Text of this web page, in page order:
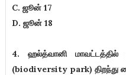
C. ஜூன் 17
D. ஜூன் 18
4. ஹல்த்வானி மாவட்டத்தில்
(biodiversity park) திறந்து